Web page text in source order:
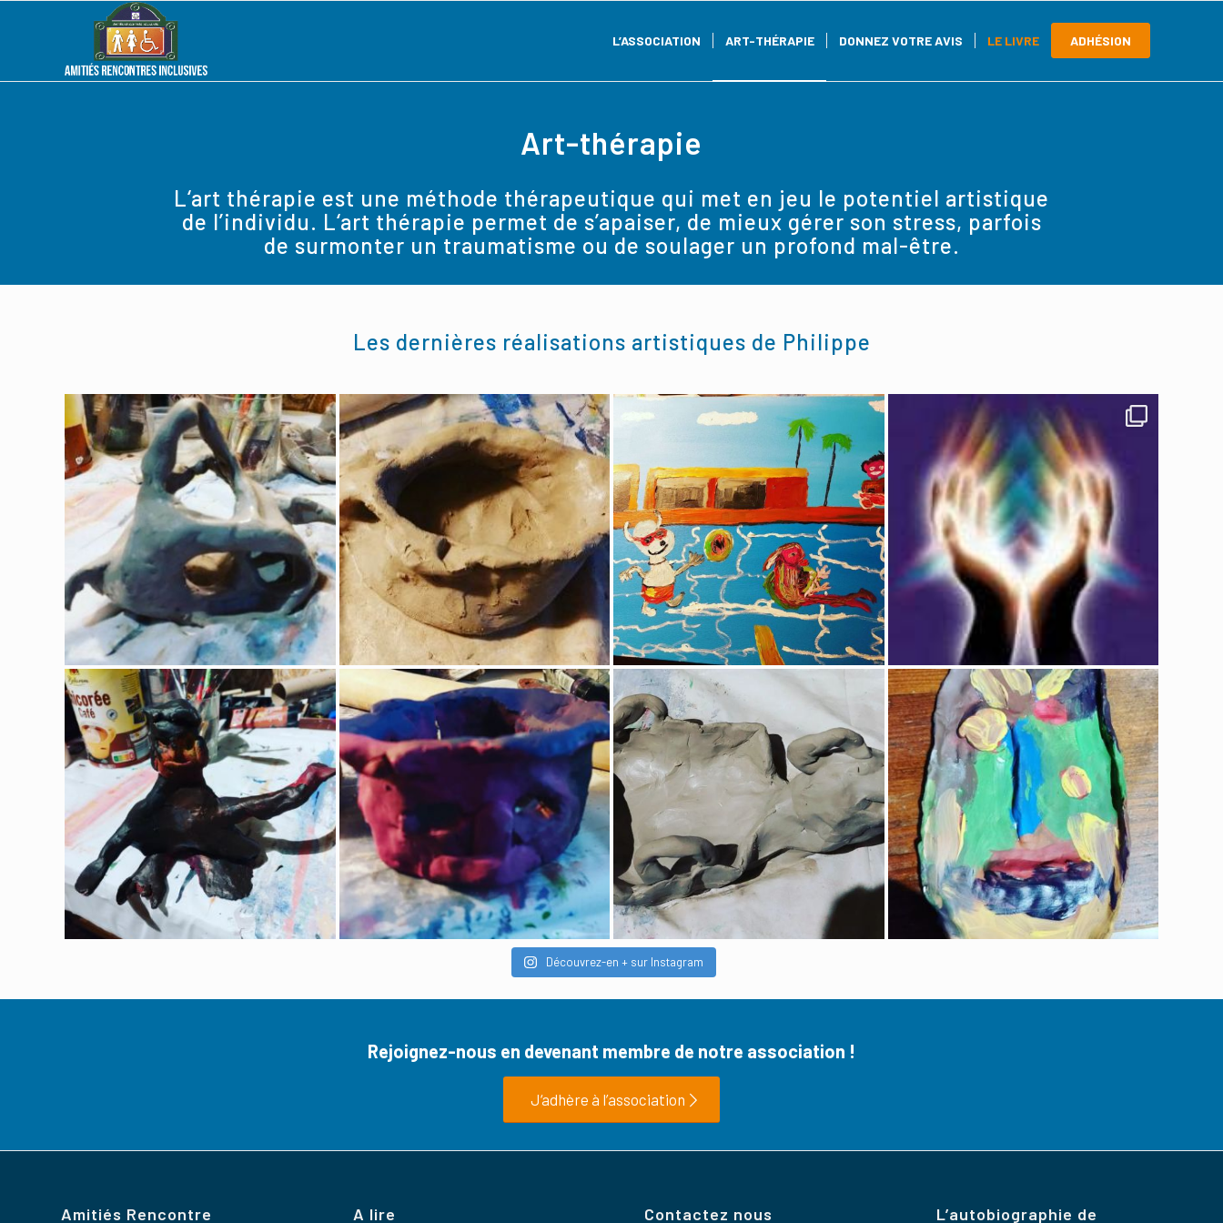
L’ASSOCIATION ART-THÉRAPIE DONNEZ VOTRE AVIS LE LIVRE ADHÉSION
Art-thérapie
L‘art thérapie est une méthode thérapeutique qui met en jeu le potentiel artistique
de l’individu. L‘art thérapie permet de s’apaiser, de mieux gérer son stress, parfois
de surmonter un traumatisme ou de soulager un profond mal-être.
Les dernières réalisations artistiques de Philippe
Découvrez-en + sur Instagram
Rejoignez-nous en devenant membre de notre association !
J‘adhère à l’association
Amitiés Rencontre
A lire Contactez nous
L’autobiographie de